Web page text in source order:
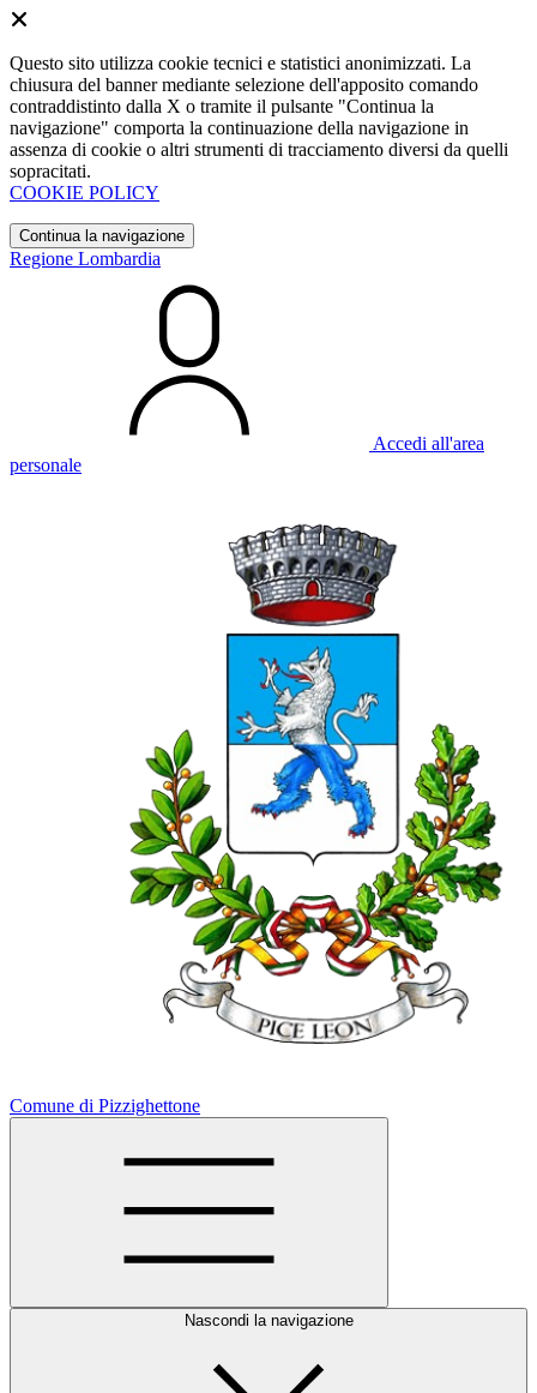
Questo sito utilizza cookie tecnici e statistici anonimizzati. La
chiusura del banner mediante selezione dell'apposito comando
contraddistinto dalla X o tramite il pulsante "Continua la
navigazione" comporta la continuazione della navigazione in
assenza di cookie o altri strumenti di tracciamento diversi da quelli
sopracitati.
COOKIE POLICY
Continua la navigazione
Regione Lombardia
Accedi all'area
personale
Comune di Pizzighettone
Nascondi la navigazione